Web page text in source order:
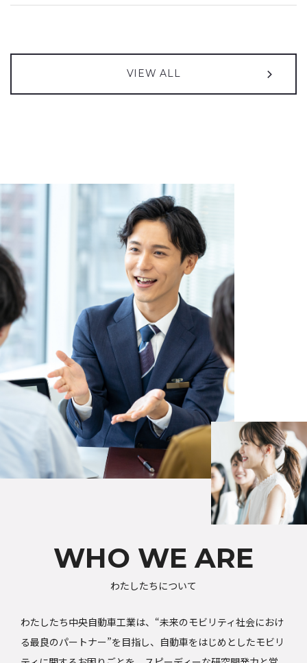
2026年08月05日 お知らせ
2026年03月05日 お知らせ
「中央自動車工業 人権方針」の制定に関するお知らせ
2025年11月25日 お知らせ
東京オートサロン2026出展のご案内 （599KB）
2013年04月01日 プレスリリース
2026年08月05日 IR情報
（590KB）
2026年07月10日 IR情報
譲渡制限付株式報酬としての自己株式の処分に関するお知らせ
（85KB）
2026年07月01日 IR情報
コーポレート・ガバナンスに関する報告書 2026/07/01
VIEW ALL
WHO WE ARE
わたしたちについて
わたしたち中央自動車工業は、“未来のモビリティ社会におけ
る最良のパートナー”を目指し、自動車をはじめとしたモビリ